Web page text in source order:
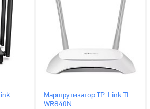
Маршрутизатор TP-Link TL-
WR840N